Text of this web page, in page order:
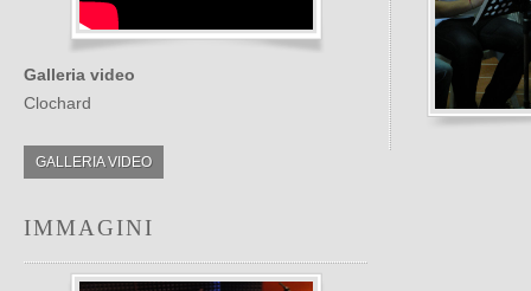
Galleria video
Clochard
GALLERIA VIDEO
IMMAGINI